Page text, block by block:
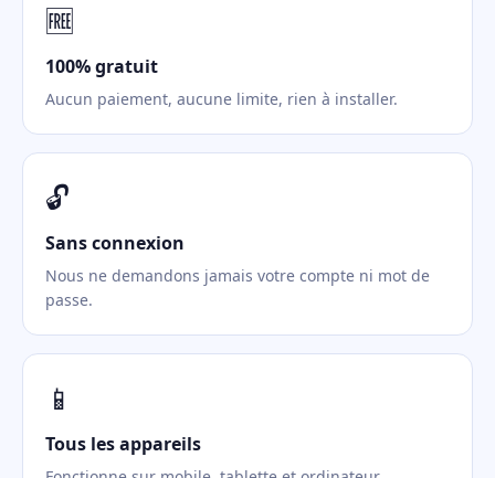
🆓
100% gratuit
Aucun paiement, aucune limite, rien à installer.
🔓
Sans connexion
Nous ne demandons jamais votre compte ni mot de
passe.
📱
Tous les appareils